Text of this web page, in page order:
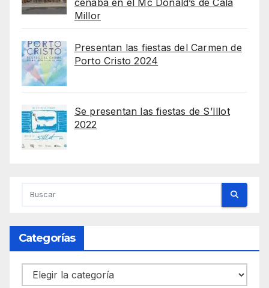
Millor
Presentan las fiestas del Carmen de
Porto Cristo 2024
Se presentan las fiestas de S’Illot
2022
Categorías
Categorías